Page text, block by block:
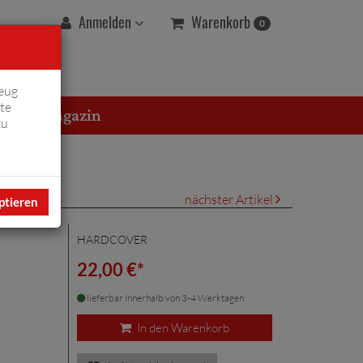
Anmelden Warenkorb 0
Magazin
nächster Artikel
HARDCOVER
22,00 €*
lieferbar innerhalb von 3-4 Werktagen
In den Warenkorb